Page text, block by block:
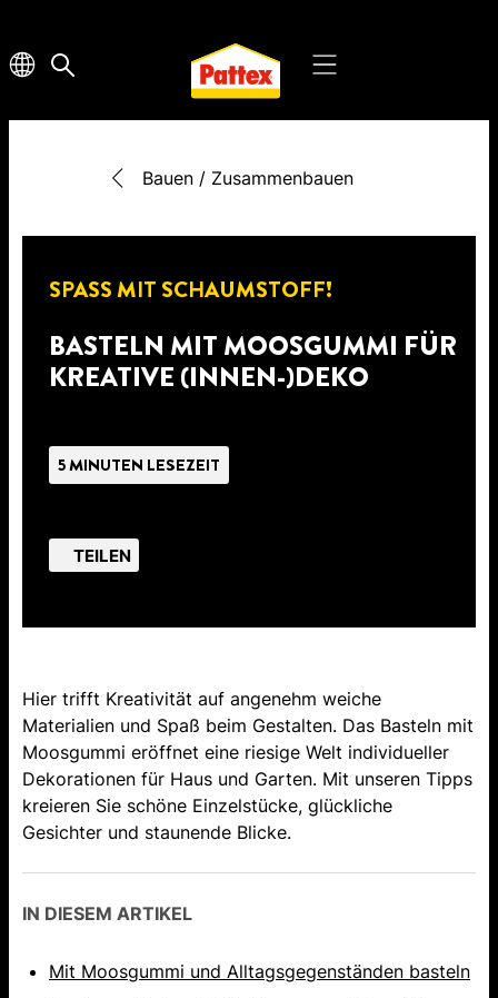
Bauen / Zusammenbauen
SPASS MIT SCHAUMSTOFF!
BASTELN MIT MOOSGUMMI FÜR
KREATIVE (INNEN-)DEKO
5 MINUTEN LESEZEIT
TEILEN
Hier trifft Kreativität auf angenehm weiche
Materialien und Spaß beim Gestalten. Das Basteln mit
Moosgummi eröffnet eine riesige Welt individueller
Dekorationen für Haus und Garten. Mit unseren Tipps
kreieren Sie schöne Einzelstücke, glückliche
Gesichter und staunende Blicke.
IN DIESEM ARTIKEL
Mit Moosgummi und Alltagsgegenständen basteln